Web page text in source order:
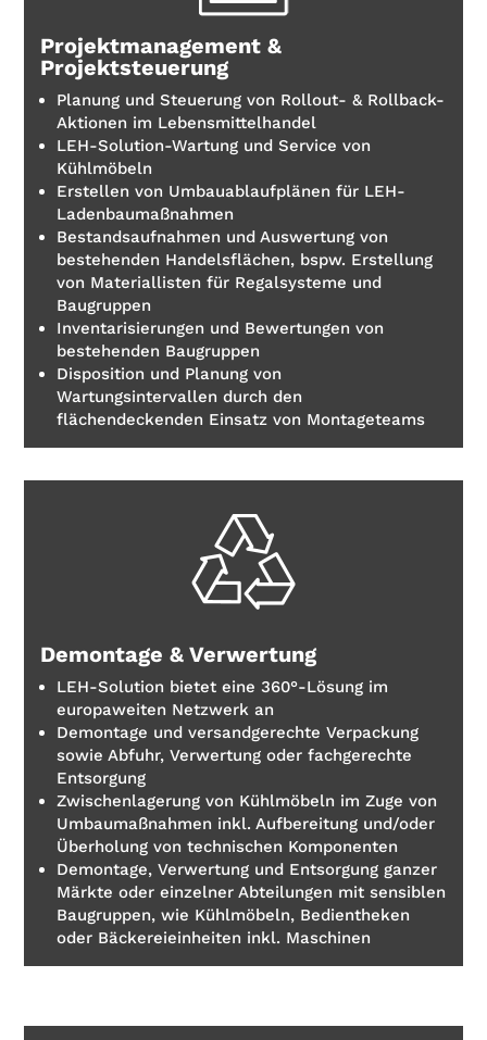
Projektmanagement &
Projektsteuerung
Planung und Steuerung von Rollout- & Rollback-
Aktionen im Lebensmittelhandel
LEH-Solution-Wartung und Service von
Kühlmöbeln
Erstellen von Umbauablaufplänen für LEH-
Ladenbaumaßnahmen
Bestandsaufnahmen und Auswertung von
bestehenden Handelsflächen, bspw. Erstellung
von Materiallisten für Regalsysteme und
Baugruppen
Inventarisierungen und Bewertungen von
bestehenden Baugruppen
Disposition und Planung von
Wartungsintervallen durch den
flächendeckenden Einsatz von Montageteams
Demontage & Verwertung
LEH-Solution bietet eine 360°-Lösung im
europaweiten Netzwerk an
Demontage und versandgerechte Verpackung
sowie Abfuhr, Verwertung oder fachgerechte
Entsorgung
Zwischenlagerung von Kühlmöbeln im Zuge von
Umbaumaßnahmen inkl. Aufbereitung und/oder
Überholung von technischen Komponenten
Demontage, Verwertung und Entsorgung ganzer
Märkte oder einzelner Abteilungen mit sensiblen
Baugruppen, wie Kühlmöbeln, Bedientheken
oder Bäckereieinheiten inkl. Maschinen